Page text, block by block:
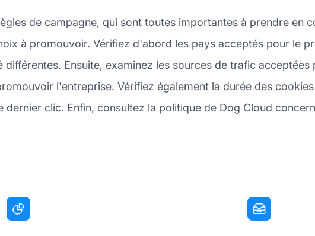
de campagne, qui sont toutes importantes à prendre en
à promouvoir. Vérifiez d'abord les pays acceptés pour le
Ensuite, examinez les sources de trafic acceptées
l'entreprise. Vérifiez également la durée des
clic. Enfin, consultez la politique de Dog Cloud